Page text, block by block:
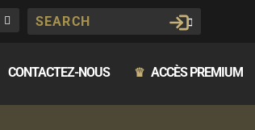
CONTACTEZ-NOUS ♛ ACCÈS PREMIUM